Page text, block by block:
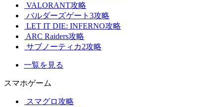
VALORANT攻略
バルダーズゲート3攻略
LET IT DIE: INFERNO攻略
ARC Raiders攻略
サブノーティカ2攻略
一覧を見る
スマホゲーム
スマグロ攻略